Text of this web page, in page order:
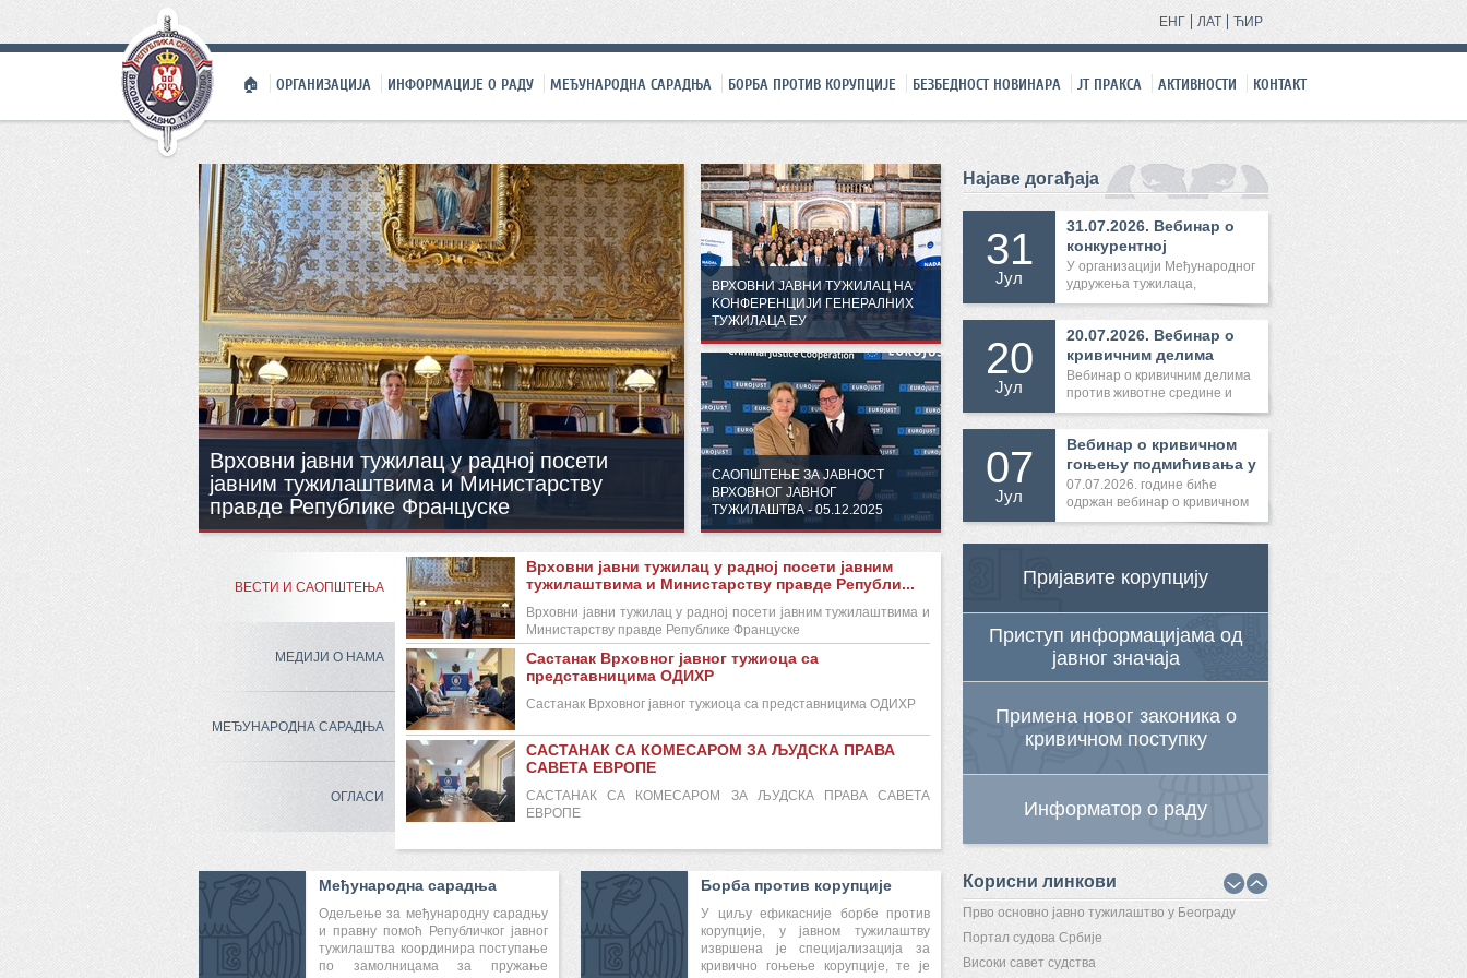
ЋИР
ЛАТ
ЕНГ
🏠 ОРГАНИЗАЦИЈА ИНФОРМАЦИЈЕ О РАДУ МЕЂУНАРОДНА САРАДЊА БОРБА ПРОТИВ КОРУПЦИЈЕ БЕЗБЕДНОСТ НОВИНАРА ЈТ ПРАКСA АКТИВНОСТИ КОНТАКТ
Најаве догађаја
31
Јул
31.07.2026. Вебинар о
конкурентној
међународној...
У организацији Међународног
удружења тужилаца,
31.07.2026...
20
Јул
20.07.2026. Вебинар о
кривичним делима
против ж...
Вебинар о кривичним делима
против животне средине и
Конве...
07
Јул
Вебинар о кривичном
гоњењу подмићивања у
спорту
07.07.2026. године биће
одржан вебинар о кривичном
гоњењу...
Пријавите корупцију
Приступ информацијама од
јавног значаја
Примена новог законика о
кривичном поступку
Информатор о раду
Корисни линкови
Прво основно јавно тужилаштво у Београду
Портал судова Србије
Високи савет судства
Врховни јавни тужилац у радној посети
јавним тужилаштвима и Министарству
правде Републике Француске
ВРХОВНИ ЈАВНИ ТУЖИЛАЦ НА
KОНФЕРЕНЦИЈИ ГЕНЕРАЛНИХ
ТУЖИЛАЦА ЕУ
САОПШТЕЊЕ ЗА ЈАВНОСТ
ВРХОВНОГ ЈАВНОГ
ТУЖИЛАШТВА - 05.12.2025
ВЕСТИ И САОПШТЕЊА
МЕДИЈИ О НАМА
МЕЂУНАРОДНА САРАДЊА
ОГЛАСИ
Врховни јавни тужилац у радној посети јавним
тужилаштвима и Министарству правде Републи...
Врховни јавни тужилац у радној посети јавним тужилаштвима и
Министарству правде Републике Француске
Састанак Врховног јавног тужиоца са
представницима ОДИХР
Састанак Врховног јавног тужиоца са представницима ОДИХР
САСТАНАК СА КОМЕСАРОМ ЗА ЉУДСКА ПРАВА
САВЕТА ЕВРОПЕ
САСТАНАК СА КОМЕСАРОМ ЗА ЉУДСКА ПРАВА САВЕТА
ЕВРОПЕ
Међународна сарадња
Одељење за међународну сарадњу
и правну помоћ Републичког јавног
тужилаштва координира поступање
по замолницама за пружање
Борба против корупције
У циљу ефикасније борбе против
корупције, у јавном тужилаштву
извршена је специјализација за
кривично гоњење корупције, те је